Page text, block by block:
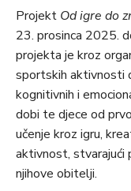
Projekt Od igre do
23. prosinca 2025.
projekta je kroz
sportskih aktivnosti
kognitivnih i
dobi te djece od
učenje kroz igru,
aktivnost, stvarajući
njihove obitelji.